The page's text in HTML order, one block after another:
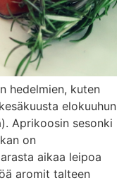
hedelmien, kuten
elokuuhun
Aprikoosin sesonki
on
aikaa leipoa
aromit talteen